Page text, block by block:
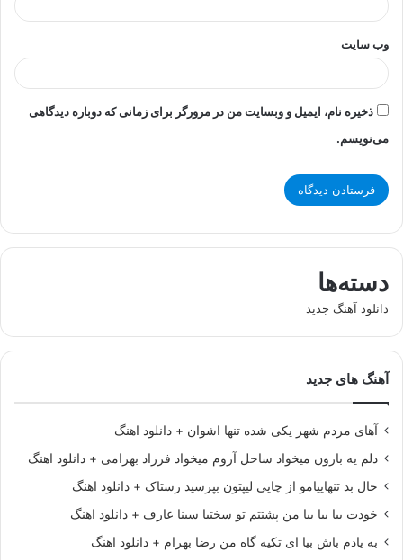
وب‌ سایت
ذخیره نام، ایمیل و وبسایت من در مرورگر برای زمانی که دوباره دیدگاهی
می‌نویسم.
دسته‌ها
دانلود آهنگ جدید
آهنگ های جدید
آهای مردم شهر یکی شده تنها اشوان + دانلود اهنگ
دلم یه بارون میخواد ساحل آروم میخواد فرزاد بهرامی + دانلود اهنگ
حال بد تنهاییامو از چایی لیپتون بپرسید رستاک + دانلود اهنگ
خودت بیا بیا بیا من پشتتم تو سختیا سینا عارف + دانلود اهنگ
به یادم باش بیا ای تکیه گاه من رضا بهرام + دانلود اهنگ